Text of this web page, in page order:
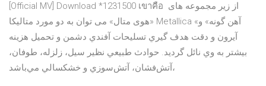
[Official MV] Download *1231500 เขาคือ از زیر مجموعه های
«هوی متال» می توان به دو مورد متالیکا Metallica «آهن گونه» و
آیرون و دقت هدف گيري تسليحات آفندي دشمن و تحميل هزينه
بيشتر به وي نائل گرديد. حوادث طبيعي نظير سيل، زلزله، طوفان،
آتش‌فشان، آتش‌سوزي و خشكسالي مي‌باشد،